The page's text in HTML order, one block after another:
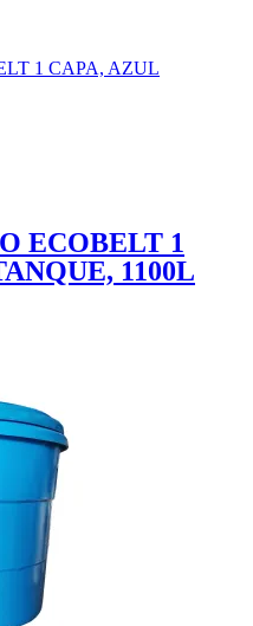
1 CAPA, AZUL
ECOBELT 1
1100L